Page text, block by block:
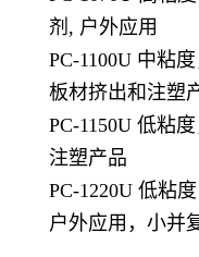
剂, 户外应用
PC-1100U 中粘
板材挤出和注塑
PC-1150U 低粘
注塑产品
PC-1220U 低粘
户外应用，小并